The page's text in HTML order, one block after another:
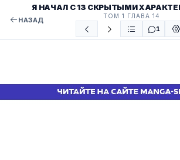
НАЗАД
Я НАЧАЛ С 13 СКРЫТЫМИ
ТОМ 1 ГЛАВА 14
1